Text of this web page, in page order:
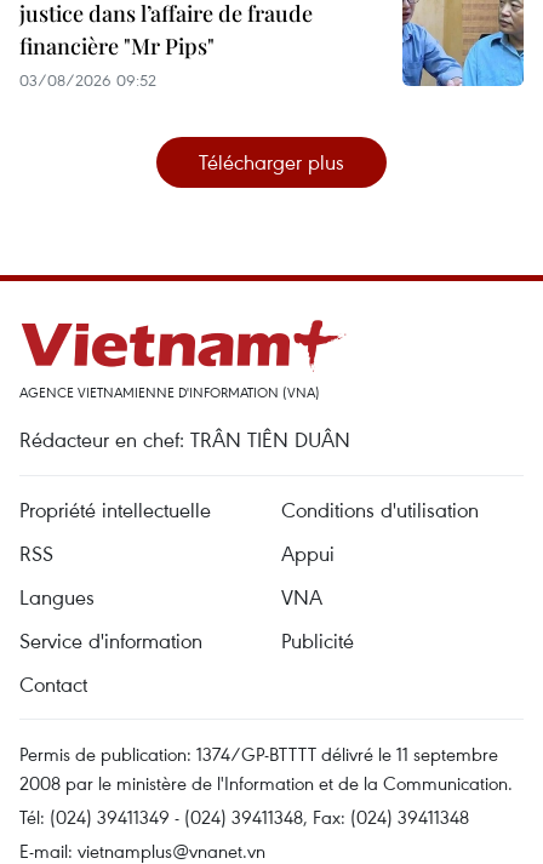
justice dans l’affaire de fraude
financière "Mr Pips"
03/08/2026 09:52
Télécharger plus
AGENCE VIETNAMIENNE D'INFORMATION (VNA)
Rédacteur en chef: TRÂN TIÊN DUÂN
Propriété intellectuelle
Conditions d'utilisation
RSS
Appui
Langues
VNA
Service d'information
Publicité
Contact
Permis de publication: 1374/GP-BTTTT délivré le 11 septembre
2008 par le ministère de l'Information et de la Communication.
Tél: (024) 39411349 - (024) 39411348, Fax: (024) 39411348
E-mail: vietnamplus@vnanet.vn